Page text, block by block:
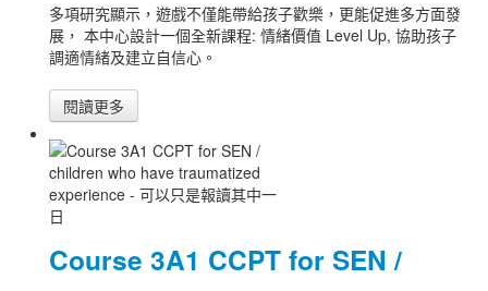
多項研究顯示，遊戲不僅能帶給孩子歡樂，更能促進多方面發
展， 本中心設計一個全新課程: 情緒價值 Level Up, 協助孩子
調適情緒及建立自信心。
閱讀更多
Course 3A1 CCPT for SEN /